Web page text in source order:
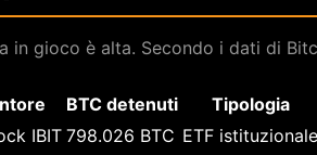
in gioco è alta. Secondo i dati di
BTC detenuti
Tipologia
IBIT 798.026 BTC ETF istituzionale